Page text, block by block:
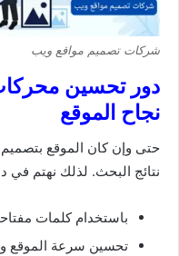
شركات تصميم مواقع ويب
نجاح الموقع
حتى وإن كان الموقع بتصميم
نتائج البحث. لذلك نهتم في
باستخدام كلمات
تحسين سرعة الموقع